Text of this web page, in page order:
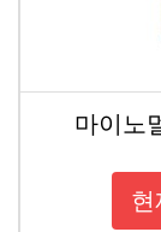
마이노